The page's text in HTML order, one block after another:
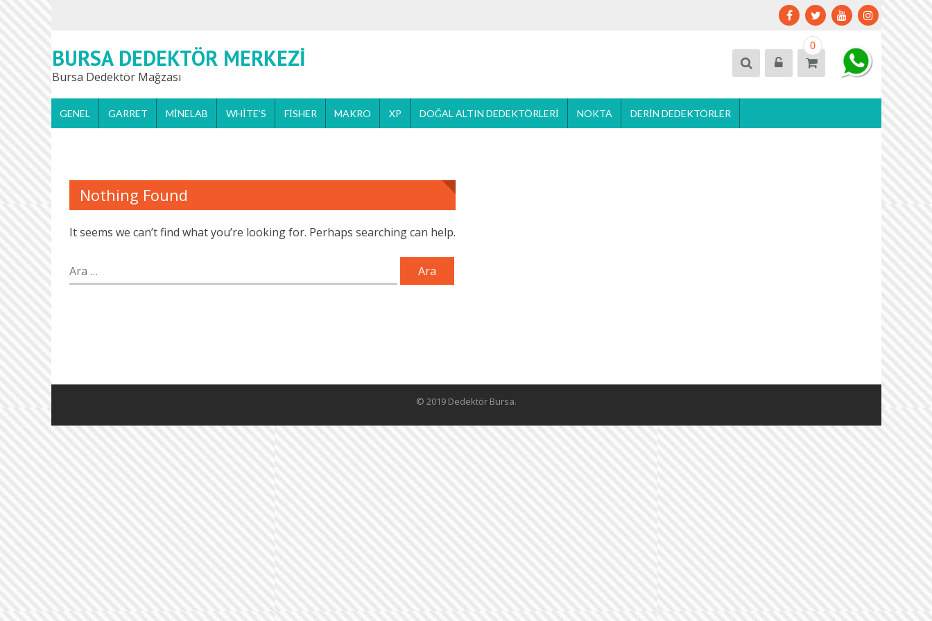
BURSA DEDEKTÖR MERKEZI
Bursa Dedektör Mağzası
0
GENEL GARRET MINELAB WHITE’S FISHER MAKRO XP DOĞAL ALTIN DEDEKTÖRLERI NOKTA DERIN DEDEKTÖRLER
Nothing Found
It seems we can’t find what you’re looking for. Perhaps searching can help.
Arama:
© 2019 Dedektör Bursa.